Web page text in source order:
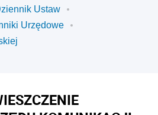
Ustaw
Urzędowe